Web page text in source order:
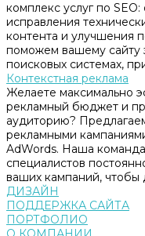
комплекс услуг по
исправления
контента и улучшения
поможем вашему сайту
поисковых системах,
Контекстная реклама
Желаете максимально
рекламный бюджет и
аудиторию?
рекламными
AdWords. Наша
специалистов
ваших кампаний, чтобы
ДИЗАЙН
ПОДДЕРЖКА САЙТА
ПОРТФОЛИО